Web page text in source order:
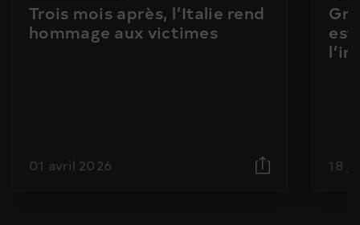
Trois mois après, l’Italie rend
hommage aux victimes
01 avril 2026
est
18